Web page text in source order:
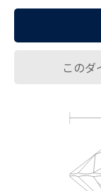
この